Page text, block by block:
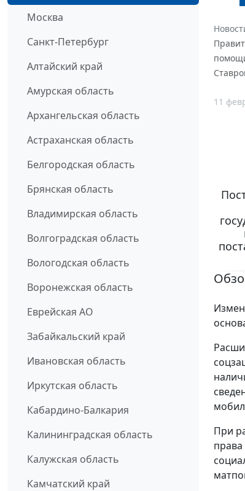
Москва
Санкт-Петербург
Алтайский край
Амурская область
Архангельская область
Астраханская область
Белгородская область
Брянская область
Владимирская область
Волгоградская область
Вологодская область
Воронежская область
Еврейская АО
Забайкальский край
Ивановская область
Иркутская область
Кабардино-Балкария
Калининградская область
Калужская область
Камчатский край
11
При